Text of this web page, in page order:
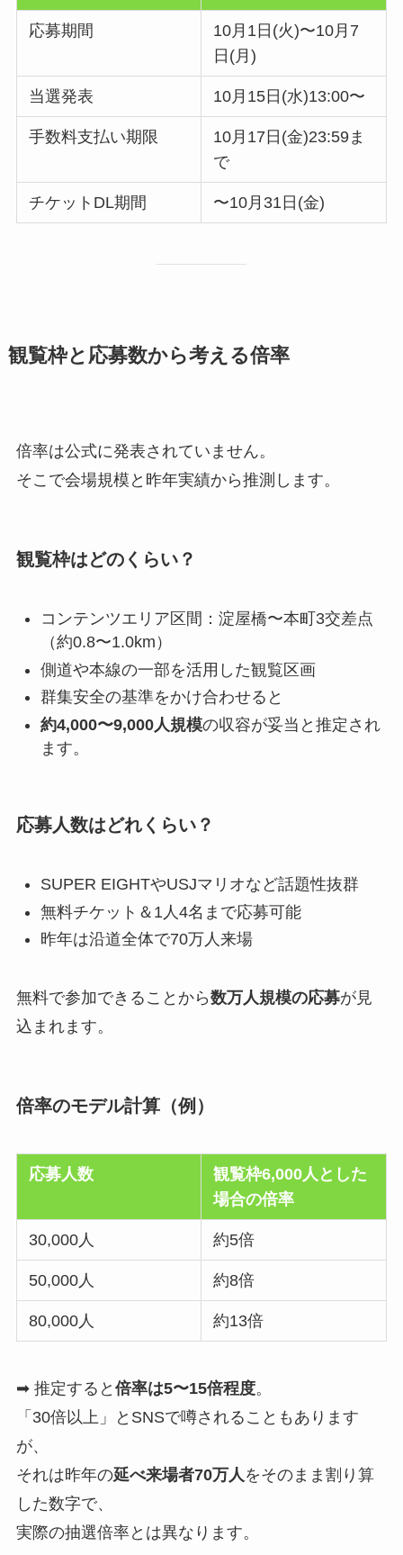
応募期間
10月1日(火)〜10月7
日(月)
当選発表 10月15日(水)13:00〜
手数料支払い期限
10月17日(金)23:59ま
で
チケットDL期間 〜10月31日(金)
観覧枠と応募数から考える倍率
倍率は公式に発表されていません。
そこで会場規模と昨年実績から推測します。
観覧枠はどのくらい？
コンテンツエリア区間：淀屋橋〜本町3交差点
（約0.8〜1.0km）
側道や本線の一部を活用した観覧区画
群集安全の基準をかけ合わせると
約4,000〜9,000人規模の収容が妥当と推定され
ます。
応募人数はどれくらい？
SUPER EIGHTやUSJマリオなど話題性抜群
無料チケット＆1人4名まで応募可能
昨年は沿道全体で70万人来場
無料で参加できることから数万人規模の応募が見
込まれます。
倍率のモデル計算（例）
応募人数
観覧枠6,000人とした
場合の倍率
30,000人 約5倍
50,000人 約8倍
80,000人 約13倍
➡ 推定すると 倍率は5〜15倍程度。
「30倍以上」とSNSで噂されることもあります
が、
それは昨年の延べ来場者70万人をそのまま割り算
した数字で、
実際の抽選倍率とは異なります。